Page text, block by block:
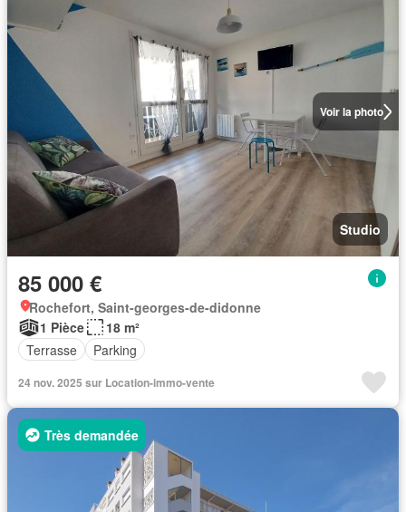
Voir la photo
Studio
85 000 €
Rochefort, Saint-georges-de-didonne
1 Pièce
18 m²
Terrasse
Parking
24 nov. 2025 sur Location-immo-vente
Très demandée